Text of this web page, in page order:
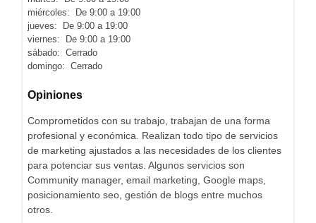
miércoles: De 9:00 a 19:00
jueves: De 9:00 a 19:00
viernes: De 9:00 a 19:00
sábado: Cerrado
domingo: Cerrado
Opiniones
Comprometidos con su trabajo, trabajan de una forma
profesional y económica. Realizan todo tipo de servicios
de marketing ajustados a las necesidades de los clientes
para potenciar sus ventas. Algunos servicios son
Community manager, email marketing, Google maps,
posicionamiento seo, gestión de blogs entre muchos
otros.